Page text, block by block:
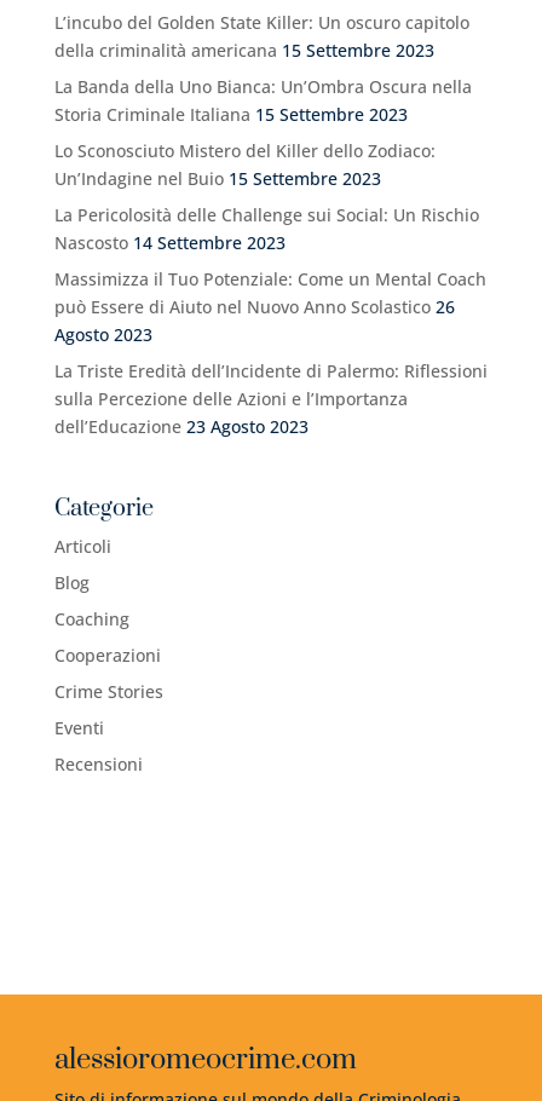
L’incubo del Golden State Killer: Un oscuro capitolo
della criminalità americana 15 Settembre 2023
La Banda della Uno Bianca: Un’Ombra Oscura nella
Storia Criminale Italiana 15 Settembre 2023
Lo Sconosciuto Mistero del Killer dello Zodiaco:
Un’Indagine nel Buio 15 Settembre 2023
La Pericolosità delle Challenge sui Social: Un Rischio
Nascosto 14 Settembre 2023
Massimizza il Tuo Potenziale: Come un Mental Coach
può Essere di Aiuto nel Nuovo Anno Scolastico 26
Agosto 2023
La Triste Eredità dell’Incidente di Palermo: Riflessioni
sulla Percezione delle Azioni e l’Importanza
dell’Educazione 23 Agosto 2023
Categorie
Articoli
Blog
Coaching
Cooperazioni
Crime Stories
Eventi
Recensioni
alessioromeocrime.com